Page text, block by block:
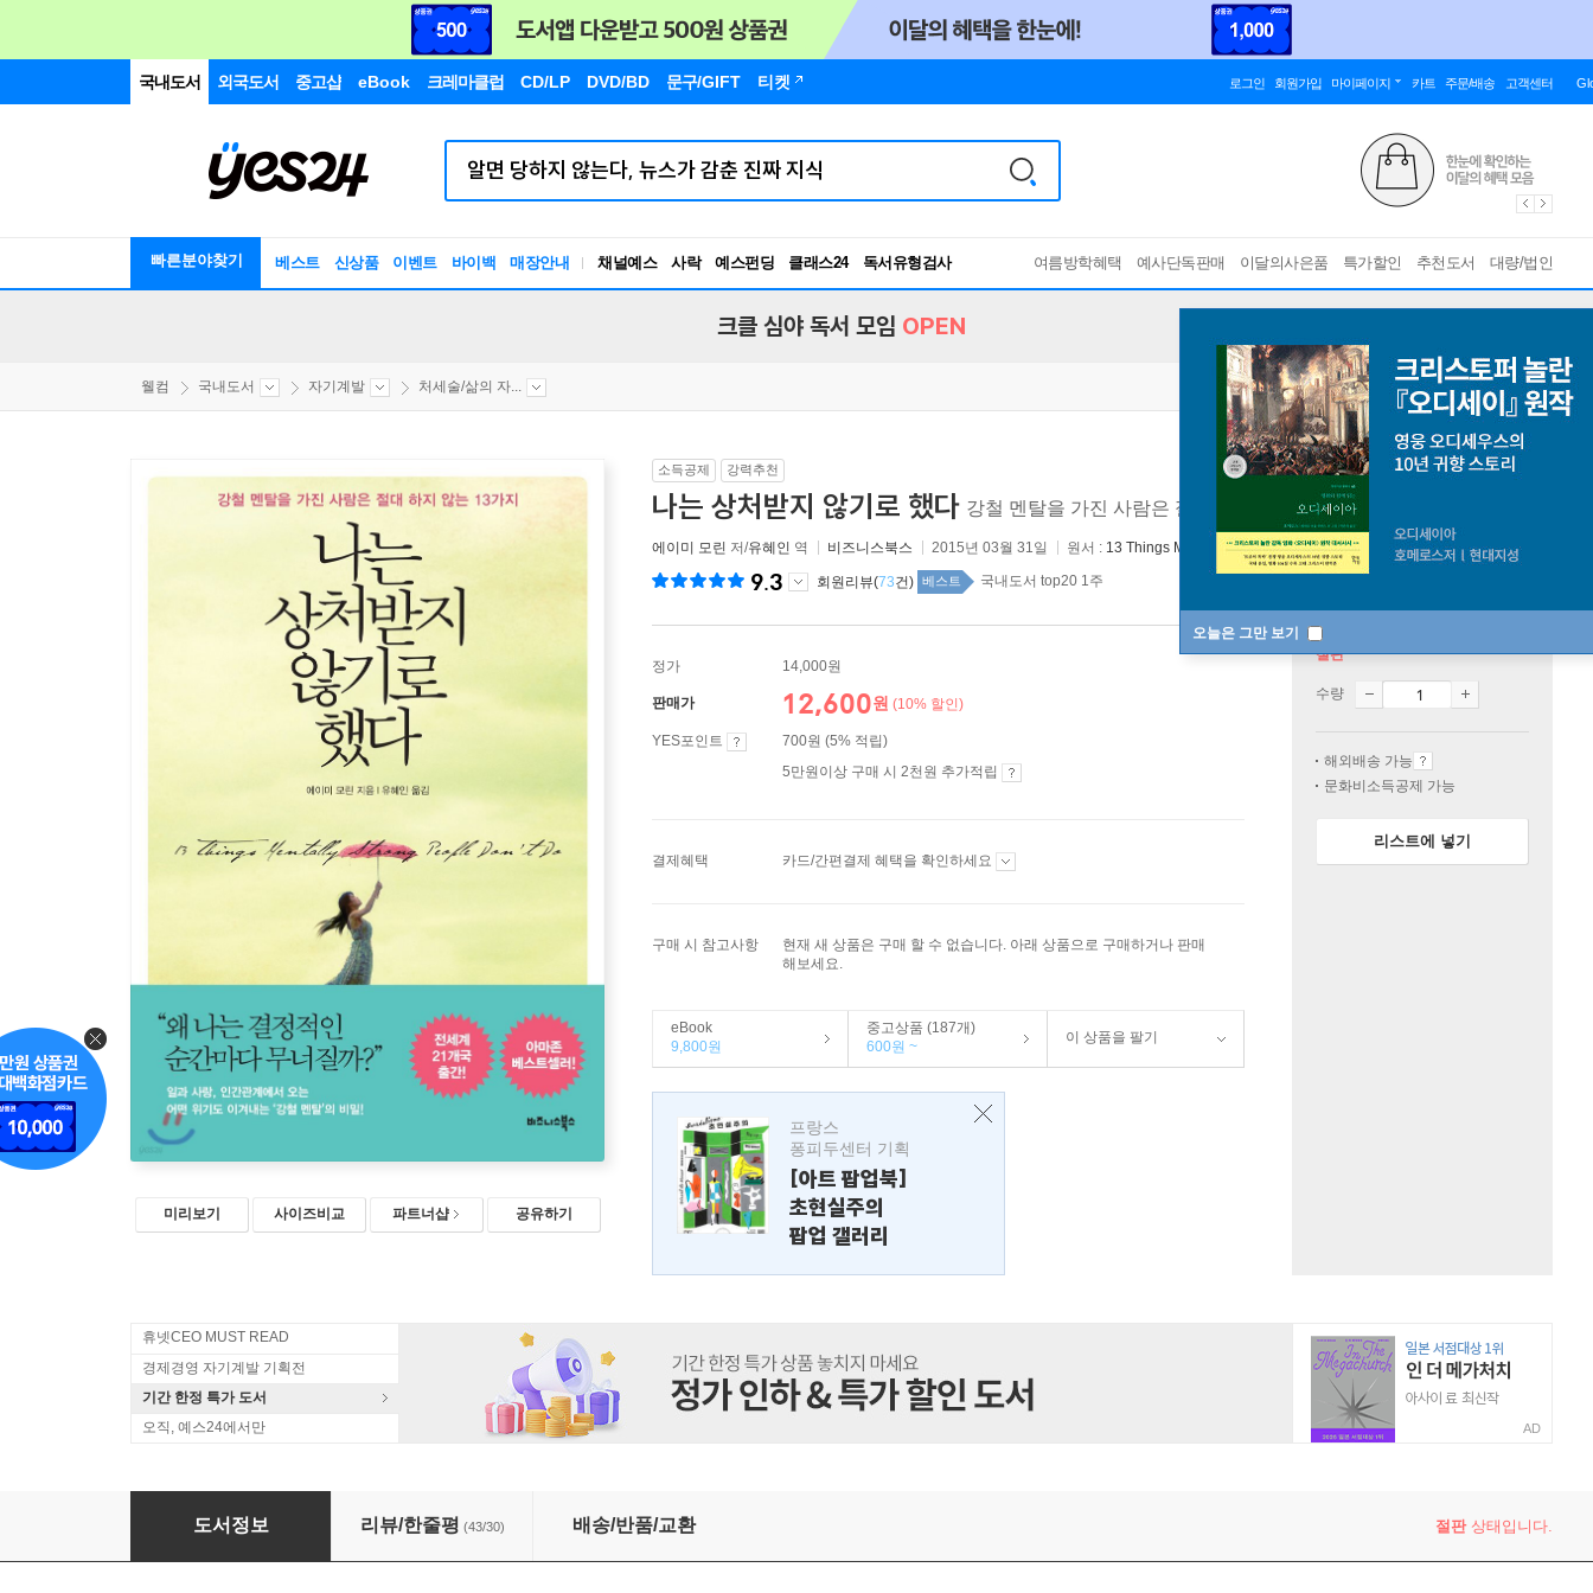
국내도서 외국도서 중고샵 eBook 크레마클럽 CD/LP DVD/BD 문구/GIFT 티켓 로그인 회원가입 마이페이지 카트 주문/배송 고객센터
빠른분야찾기 베스트 신상품 이벤트 바이백 매장안내 채널예스 사락 예스펀딩 클래스24
독서유형검사
RBTI Lab
여름방학혜택 예사단독판매 이달의사은품 특가할인 추천도서 대량/법인
오늘은 그만 보기
크클 심야 독서 모임 OPEN
웰컴 국내도서 자기계발 처세술/삶의 자...
미리보기 사이즈비교 파트너샵 공유하기
소득공제 강력추천
나는 상처받지 않기로 했다 강철 멘탈을 가진 사람은 절대 하지 않는 13가지
에이미 모린 저/유혜인 역 비즈니스북스 2015년 03월 31일 원서 : 13 Things Mentally Strong People Don’t Do
9.3 회원리뷰(73건) 베스트 국내도서 top20 1주
정가 14,000원
판매가 12,600원 (10% 할인)
YES포인트
700원 (5% 적립)
5만원이상 구매 시 2천원 추가적립
결제혜택 카드/간편결제 혜택을 확인하세요
구매 시 참고사항
현재 새 상품은 구매 할 수 없습니다. 아래 상품으로 구매하거나 판매
해보세요.
eBook
9,800원
중고상품 (187개)
600원 ~
이 상품을 팔기
프랑스
퐁피두센터 기획
[아트 팝업북]
초현실주의
팝업 갤러리
절판
수량
해외배송 가능
문화비소득공제 가능
리스트에 넣기
휴넷CEO MUST READ
경제경영 자기계발 기획전
기간 한정 특가 도서
오직, 예스24에서만
AD
나는 상처받지 않기로 했다
도서정보 리뷰/한줄평 (43/30) 배송/반품/교환 절판상태입니다.